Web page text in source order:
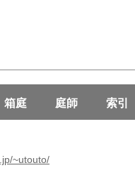
箱庭 庭師 索引
~utouto/